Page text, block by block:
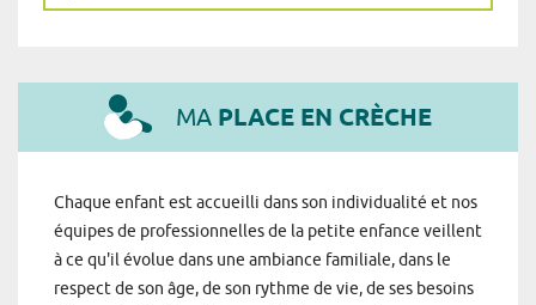
MA PLACE EN CRÈCHE
Chaque enfant est accueilli dans son individualité et nos
équipes de professionnelles de la petite enfance veillent
à ce qu'il évolue dans une ambiance familiale, dans le
respect de son âge, de son rythme de vie, de ses besoins